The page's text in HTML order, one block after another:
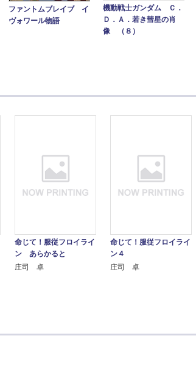
ファントムブレイブ イ
ヴォワール物語
機動戦士ガンダム Ｃ．
Ｄ．Ａ．若き彗星の肖
像 （８）
命じて！服従フロイライ
ン あらかると
庄司 卓
命じて！服従フロイライ
ン４
庄司 卓